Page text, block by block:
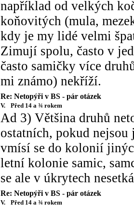
například od velkých
koňovitých (mula,
kdy je my lidé velmi
Zimují spolu, často v
často samičky více
mi známo) nekříží.
Re: Netopýři v BS - pár otázek
V. Před 14 a ¾ rokem
Ad 3) Většina druhů
ostatních, pokud
vmísí se do kolonií
letní kolonie samic,
se ale v úkrytech
Re: Netopýři v BS - pár otázek
V. Před 14 a ¾ rokem